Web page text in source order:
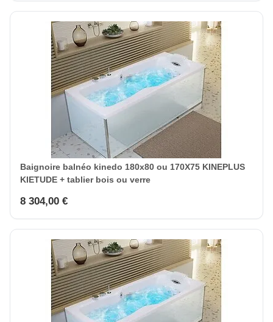
Baignoire balnéo kinedo 180x80 ou 170X75 KINEPLUS
KIETUDE + tablier bois ou verre
8 304,00 €